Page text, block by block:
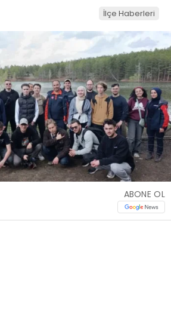
İlçe Haberleri
ABONE OL